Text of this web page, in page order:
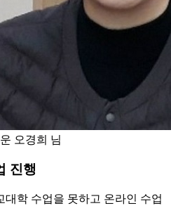
오경희 님
진행
대학 수업을 못하고 온라인 수업